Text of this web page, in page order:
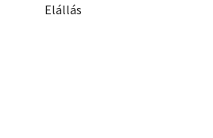
Elállás